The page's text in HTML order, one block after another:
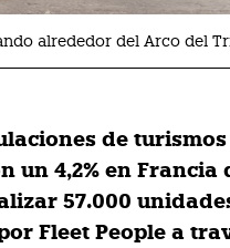
alrededor del Arco del
de
un 4,2% en
57.000
Fleet People a